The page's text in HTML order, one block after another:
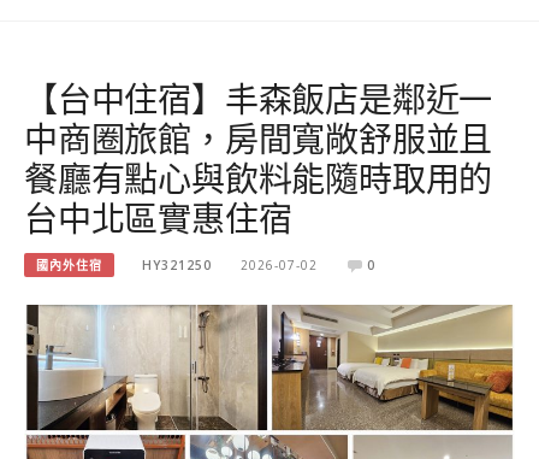
【台中住宿】丰森飯店是鄰近一
中商圈旅館，房間寬敞舒服並且
餐廳有點心與飲料能隨時取用的
台中北區實惠住宿
國內外住宿 HY321250 2026-07-02 0